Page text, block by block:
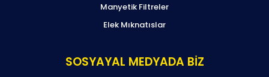
Manyetik Filtreler
Elek Mıknatıslar
SOSYAYAL MEDYADA BİZ